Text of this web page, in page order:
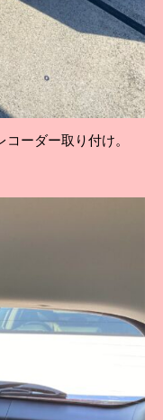
ーダー取り付け。